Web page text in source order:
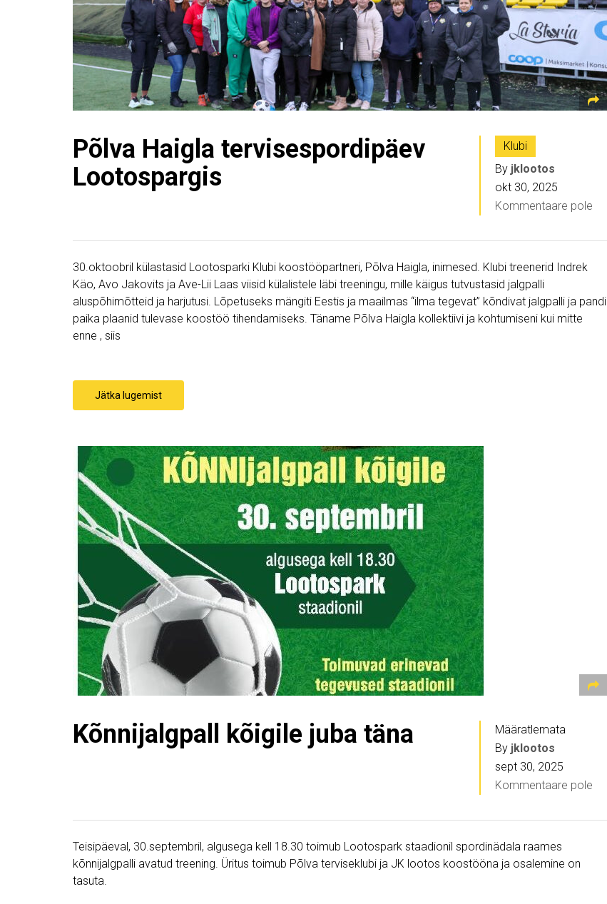
Põlva Haigla tervisespordipäev
Lootospargis
Klubi
By jklootos
okt 30, 2025
Kommentaare pole
30.oktoobril külastasid Lootosparki Klubi koostööpartneri, Põlva Haigla, inimesed. Klubi treenerid Indrek
Käo, Avo Jakovits ja Ave-Lii Laas viisid külalistele läbi treeningu, mille käigus tutvustasid jalgpalli
aluspõhimõtteid ja harjutusi. Lõpetuseks mängiti Eestis ja maailmas “ilma tegevat” kõndivat jalgpalli ja pandi
paika plaanid tulevase koostöö tihendamiseks. Täname Põlva Haigla kollektiivi ja kohtumiseni kui mitte
enne , siis
Jätka lugemist
Kõnnijalgpall kõigile juba täna
Määratlemata
By jklootos
sept 30, 2025
Kommentaare pole
Teisipäeval, 30.septembril, algusega kell 18.30 toimub Lootospark staadionil spordinädala raames
kõnnijalgpalli avatud treening. Üritus toimub Põlva terviseklubi ja JK lootos koostööna ja osalemine on
tasuta.